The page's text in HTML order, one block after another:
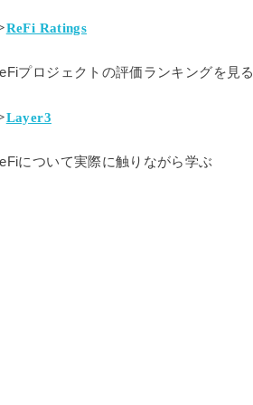
ReFi Ratings
プロジェクトの評価ランキングを見る
Layer3
について実際に触りながら学ぶ